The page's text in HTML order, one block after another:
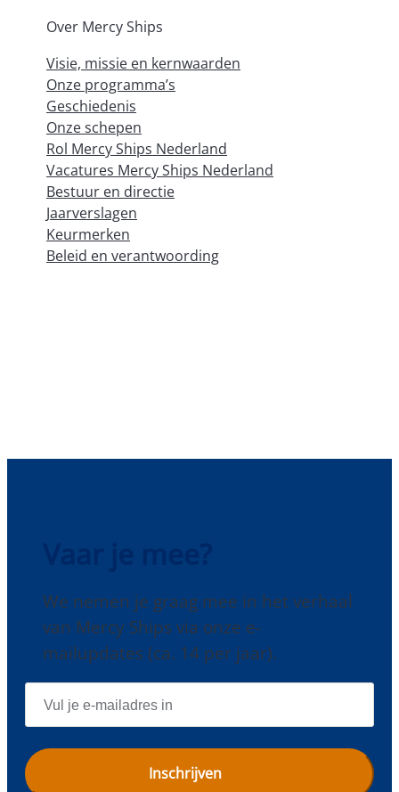
Over Mercy Ships
Visie, missie en kernwaarden
Onze programma’s
Geschiedenis
Onze schepen
Rol Mercy Ships Nederland
Vacatures Mercy Ships Nederland
Bestuur en directie
Jaarverslagen
Keurmerken
Beleid en verantwoording
We nemen je graag mee in het verhaal
van Mercy Ships via onze e-
mailupdates (ca. 14 per jaar).
E
A
L
A
D